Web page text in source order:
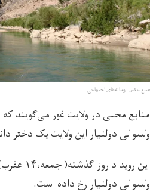
منبع عکس:‌ رسانه‌های اجتماعی
منابع محلی در ولایت غور می‌گویند که
ولسوالی دولتیار این ولایت یک
این
ولسوالی دولتیار رخ داده است.